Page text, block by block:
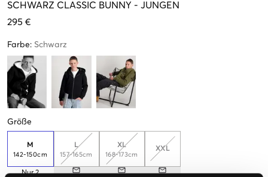
SCHWARZ CLASSIC BUNNY - JUNGEN
295 €
Farbe: Schwarz
Größe
M
142-150cm
Nur 2
L
157-165cm
XL
168-173cm
XXL